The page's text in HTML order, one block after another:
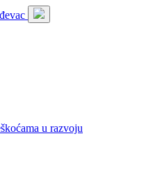
u razvoju